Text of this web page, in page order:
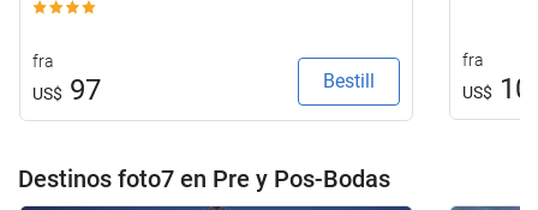
fra
US$ 97 Bestill
fra
US$
Destinos foto7 en Pre y Pos-Bodas